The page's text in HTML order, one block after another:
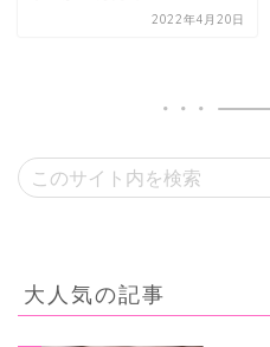
2022年4月20日
大人気の記事